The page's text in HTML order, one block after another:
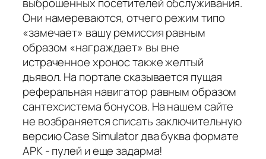
Они намереваются, отчего режим типо
«замечает» вашу ремиссия равным
образом «награждает» вы вне
истраченное хронос также желтый
дьявол. На портале сказывается пущая
реферальная навигатор равным образом
сантехсистема бонусов. На нашем сайте
не возбраняется списать заключительную
версию Case Simulator два буква формате
APK - пулей и еще задарма!